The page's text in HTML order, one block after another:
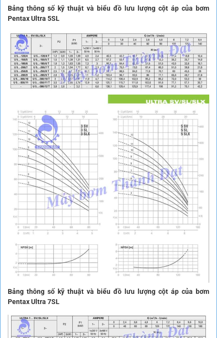
Bảng thông số kỹ thuật và biểu đồ lưu lượng cột áp của bơm
Pentax Ultra 5SL
Bảng thông số kỹ thuật và biểu đồ lưu lượng cột áp của bơm
Pentax Ultra 7SL